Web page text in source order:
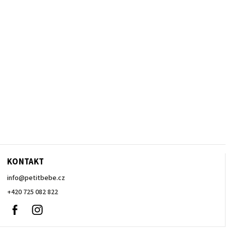
KONTAKT
info@petitbebe.cz
+420 725 082 822
Facebook